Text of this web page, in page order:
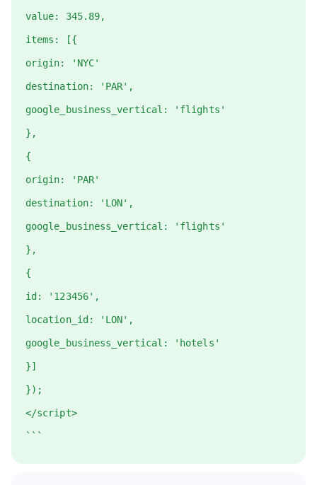
value: 345.89,
items: [{
origin: 'NYC'
destination: 'PAR',
google_business_vertical: 'flights'
},
{
origin: 'PAR'
destination: 'LON',
google_business_vertical: 'flights'
},
{
id: '123456',
location_id: 'LON',
google_business_vertical: 'hotels'
}]
});
</script>
```